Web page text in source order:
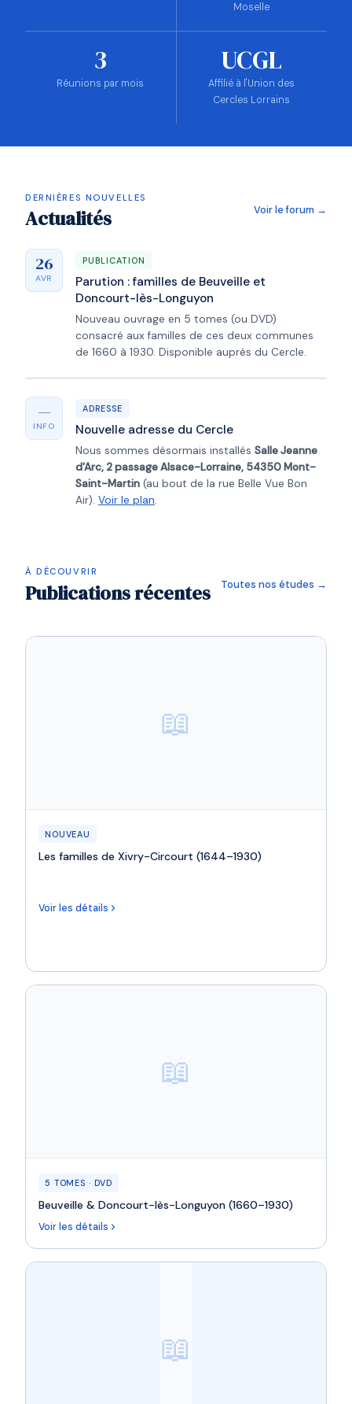
Moselle
3
Réunions par mois
UCGL
Affilié à l'Union des
Cercles Lorrains
DERNIÈRES NOUVELLES
Actualités Voir le forum →
26
AVR
PUBLICATION
Parution : familles de Beuveille et
Doncourt-lès-Longuyon
Nouveau ouvrage en 5 tomes (ou DVD)
consacré aux familles de ces deux communes
de 1660 à 1930. Disponible auprès du Cercle.
—
INFO
ADRESSE
Nouvelle adresse du Cercle
Nous sommes désormais installés Salle Jeanne
d'Arc, 2 passage Alsace-Lorraine, 54350 Mont-
Saint-Martin (au bout de la rue Belle Vue Bon
Air). Voir le plan.
À DÉCOUVRIR
Publications récentes Toutes nos études →
📖
NOUVEAU
Les familles de Xivry-Circourt (1644–1930)
Voir les détails
📖
5 TOMES · DVD
Beuveille & Doncourt-lès-Longuyon (1660–1930)
Voir les détails
📖